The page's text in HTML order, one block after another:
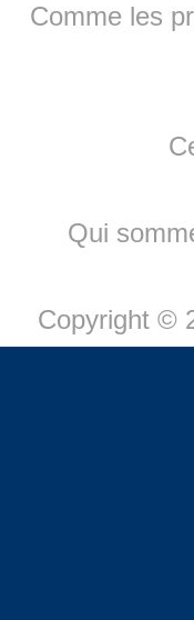
Comme les
Qui
Copyright ©